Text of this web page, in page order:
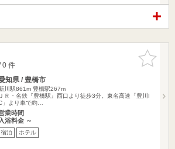
お気に入
りに追加
件
知県 / 豊橋市
川駅861m 豊橋駅267m
ＪＲ・名鉄『豊橋駅』西口より徒歩3分。東名高速「豊川I
」より車で約…
業時間
入浴料金 ～
宿泊 ホテル